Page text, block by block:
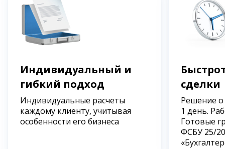
Индивидуальный и
гибкий подход
Индивидуальные расчеты
каждому клиенту, учитывая
особенности его бизнеса
сделки
Решение
1 день.
Готовые
ФСБУ 25/